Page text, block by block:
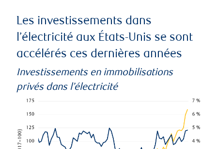
Les investissements dans
l’électricité aux États-Unis se sont
accélérés ces dernières années
Investissements en immobilisations
privés dans l’électricité